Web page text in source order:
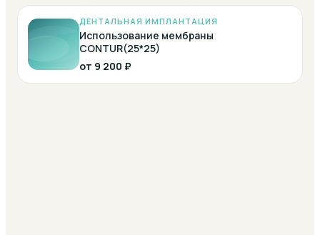
ДЕНТАЛЬНАЯ ИМПЛАНТАЦИЯ
Использование мембраны
CONTUR(25*25)
от 9 200 ₽